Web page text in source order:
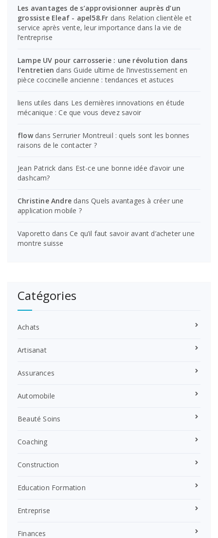
Les avantages de s’approvisionner auprès d’un
grossiste Eleaf - apel58.Fr dans Relation clientèle et
service après vente, leur importance dans la vie de
l’entreprise
Lampe UV pour carrosserie : une révolution dans
l'entretien dans Guide ultime de l’investissement en
pièce coccinelle ancienne : tendances et astuces
liens utiles dans Les dernières innovations en étude
mécanique : Ce que vous devez savoir
flowdans Serrurier Montreuil : quels sont les bonnes
raisons de le contacter ?
Jean Patrick dans Est-ce une bonne idée d’avoir une
dashcam?
Christine Andre dansQuels avantages à créer une
application mobile ?
Vaporetto dansCe qu’il faut savoir avant d’acheter une
montre suisse
Catégories
Achats
Artisanat
Assurances
Automobile
Beauté Soins
Coaching
Construction
Education Formation
Entreprise
Finances